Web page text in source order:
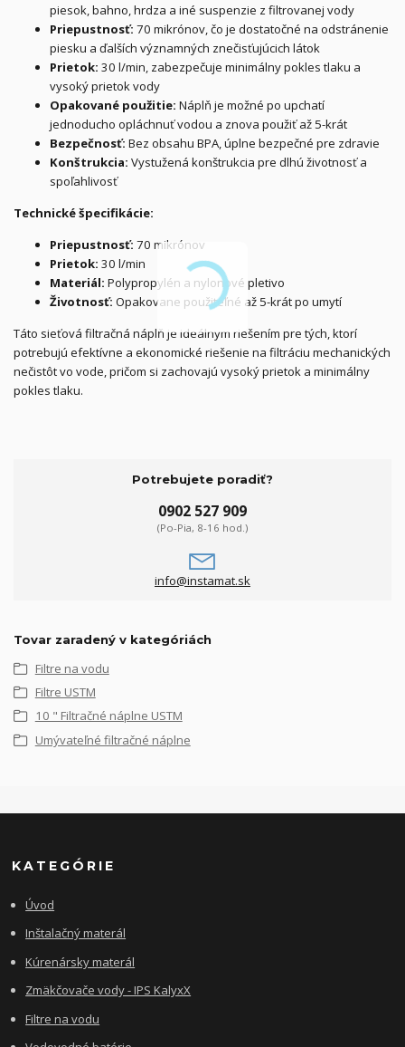
piesok, bahno, hrdza a iné suspenzie z filtrovanej vody
Priepustnosť: 70 mikrónov, čo je dostatočné na odstránenie
piesku a ďalších významných znečisťujúcich látok
Prietok: 30 l/min, zabezpečuje minimálny pokles tlaku a
vysoký prietok vody
Opakované použitie: Náplň je možné po upchatí
jednoducho opláchnuť vodou a znova použiť až 5-krát
Bezpečnosť: Bez obsahu BPA, úplne bezpečné pre zdravie
Konštrukcia: Vystužená konštrukcia pre dlhú životnosť a
spoľahlivosť
Technické špecifikácie:
Priepustnosť: 70 mikrónov
Prietok: 30 l/min
Materiál: Polypropylén a nylonové pletivo
Životnosť: Opakovane použiteľné až 5-krát po umytí
Táto sieťová filtračná náplň je ideálnym riešením pre tých, ktorí
potrebujú efektívne a ekonomické riešenie na filtráciu mechanických
nečistôt vo vode, pričom si zachovajú vysoký prietok a minimálny
pokles tlaku.
Potrebujete poradiť?
0902 527 909
(Po-Pia, 8-16 hod.)
info@instamat.sk
Tovar zaradený v kategóriách
Filtre na vodu
Filtre USTM
10 " Filtračné náplne USTM
Umývateľné filtračné náplne
KATEGÓRIE
Úvod
Inštalačný materál
Kúrenársky materál
Zmäkčovače vody - IPS KalyxX
Filtre na vodu